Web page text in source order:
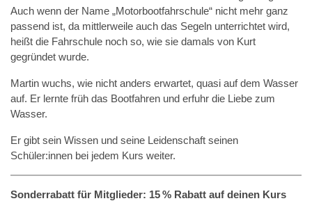
Auch wenn der Name „Motorbootfahrschule“ nicht mehr ganz
passend ist, da mittlerweile auch das Segeln unterrichtet wird,
heißt die Fahrschule noch so, wie sie damals von Kurt
gegründet wurde.
Martin wuchs, wie nicht anders erwartet, quasi auf dem Wasser
auf. Er lernte früh das Bootfahren und erfuhr die Liebe zum
Wasser.
Er gibt sein Wissen und seine Leidenschaft seinen
Schüler:innen bei jedem Kurs weiter.
Sonderrabatt für Mitglieder: 15 % Rabatt auf deinen Kurs